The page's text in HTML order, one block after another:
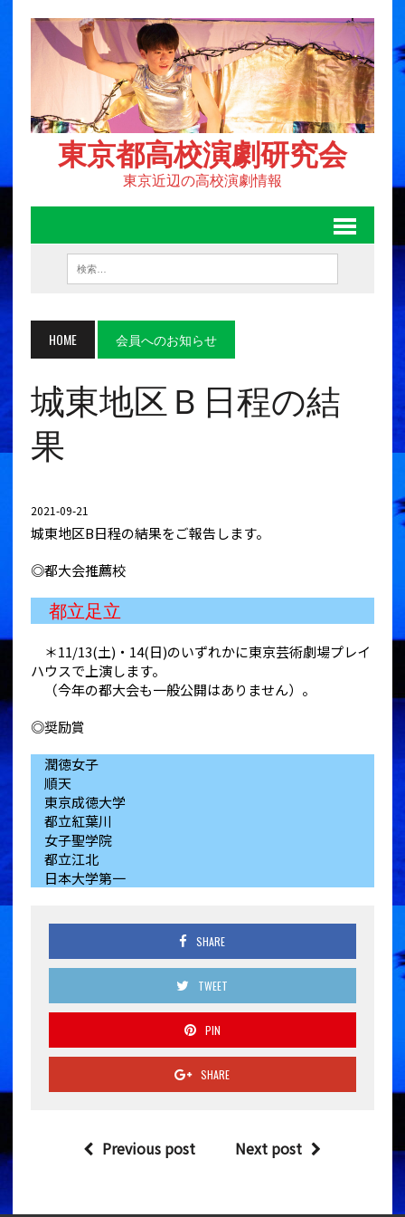
東京都高校演劇研究会
東京近辺の高校演劇情報
HOME 会員へのお知らせ
城東地区Ｂ日程の結
果
2021-09-21
城東地区B日程の結果をご報告します。
◎都大会推薦校
都立足立
＊11/13(土)・14(日)のいずれかに東京芸術劇場プレイ
ハウスで上演します。
（今年の都大会も一般公開はありません）。
◎奨励賞
潤徳女子
順天
東京成徳大学
都立紅葉川
女子聖学院
都立江北
日本大学第一
SHARE
TWEET
PIN
SHARE
Previous post Next post